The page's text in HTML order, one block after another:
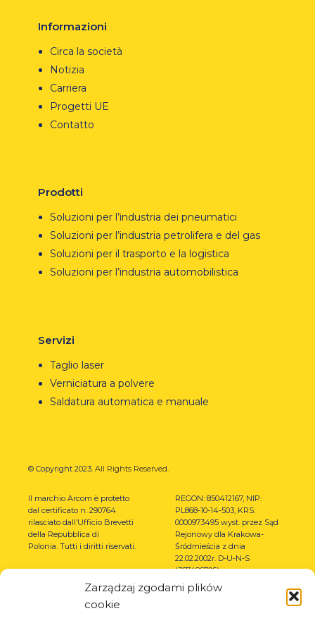
Zarządzaj zgodami plików
cookie
Informazioni
Circa la società
Notizia
Carriera
Progetti UE
Contatto
Prodotti
Soluzioni per l’industria dei pneumatici
Soluzioni per l’industria petrolifera e del gas
Soluzioni per il trasporto e la logistica
Soluzioni per l’industria automobilistica
Servizi
Taglio laser
Verniciatura a polvere
Saldatura automatica e manuale
© Copyright 2023. All Rights Reserved.
Il marchio Arcom è protetto
dal certificato n. 290764
rilasciato dall’Ufficio Brevetti
della Repubblica di
Polonia. Tutti i diritti riservati.
REGON: 850412167, NIP:
PL868-10-14-503, KRS:
0000973495 wyst. przez Sąd
Rejonowy dla Krakowa-
Śródmieścia z dnia
22.02.2002r. D-U-N-S
(367486706)